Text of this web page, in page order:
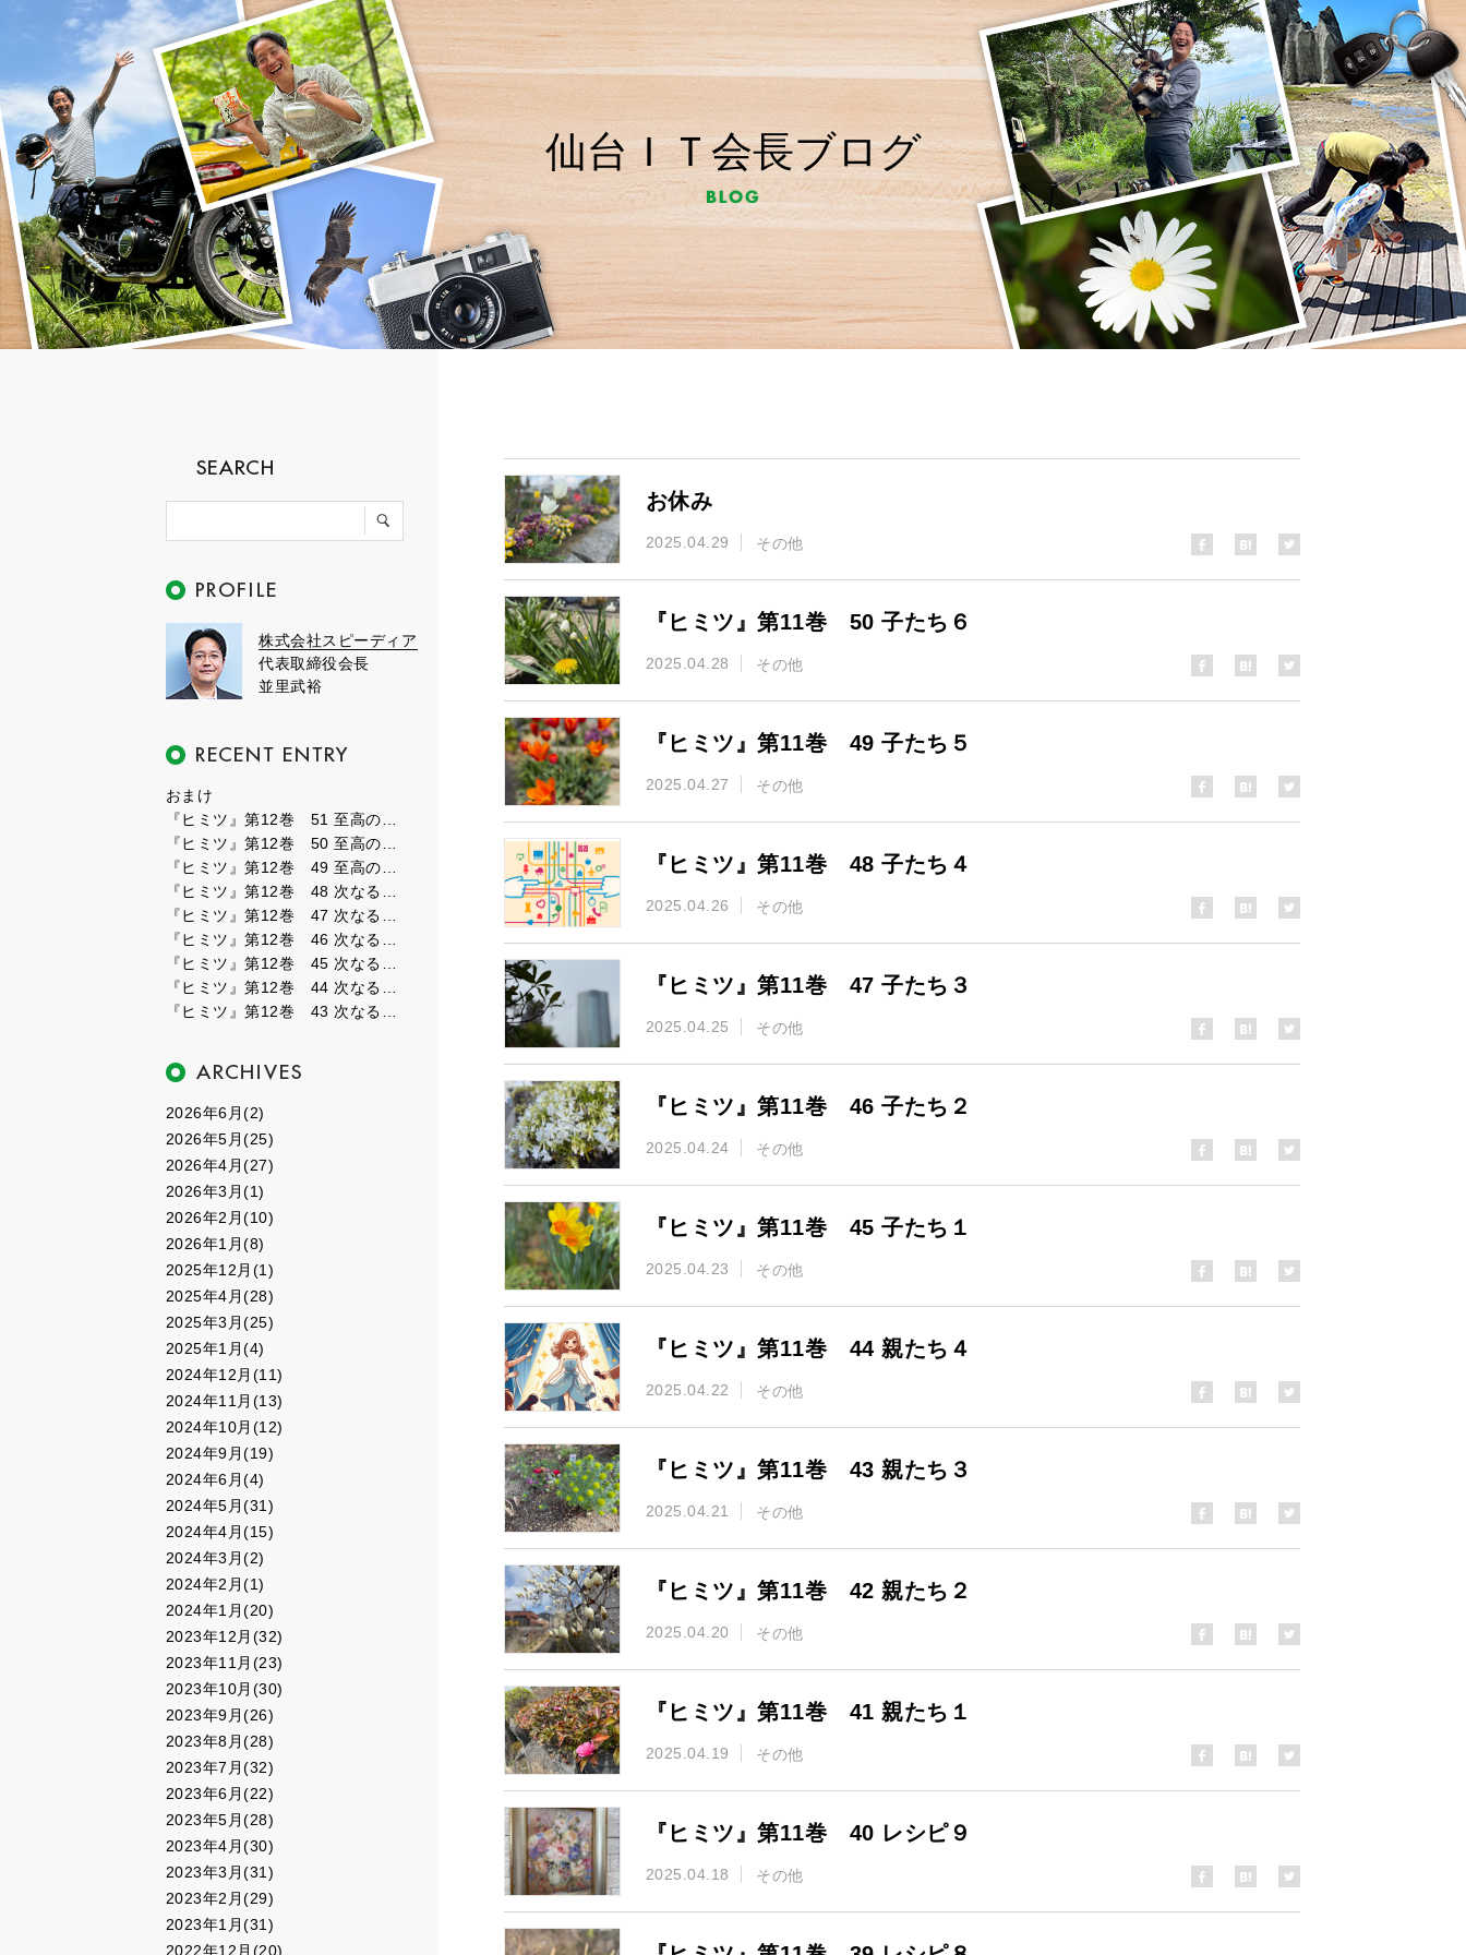
仙台ＩＴ会長ブログ
株式会社スピーディア
代表取締役会長
並里武裕
おまけ
2026年6月(2)
2026年5月(25)
2026年4月(27)
2026年3月(1)
2026年2月(10)
2026年1月(8)
2025年12月(1)
2025年4月(28)
2025年3月(25)
2025年1月(4)
2024年12月(11)
2024年11月(13)
2024年10月(12)
2024年9月(19)
2024年6月(4)
2024年5月(31)
2024年4月(15)
2024年3月(2)
2024年2月(1)
2024年1月(20)
2023年12月(32)
2023年11月(23)
2023年10月(30)
2023年9月(26)
2023年8月(28)
2023年7月(32)
2023年6月(22)
2023年5月(28)
2023年4月(30)
2023年3月(31)
2023年2月(29)
2023年1月(31)
2022年12月(20)
お休み
2025.04.29 その他
『ヒミツ』第11巻 50 子たち６
2025.04.28 その他
『ヒミツ』第11巻 49 子たち５
2025.04.27 その他
『ヒミツ』第11巻 48 子たち４
2025.04.26 その他
『ヒミツ』第11巻 47 子たち３
2025.04.25 その他
『ヒミツ』第11巻 46 子たち２
2025.04.24 その他
『ヒミツ』第11巻 45 子たち１
2025.04.23 その他
『ヒミツ』第11巻 44 親たち４
2025.04.22 その他
『ヒミツ』第11巻 43 親たち３
2025.04.21 その他
『ヒミツ』第11巻 42 親たち２
2025.04.20 その他
『ヒミツ』第11巻 41 親たち１
2025.04.19 その他
『ヒミツ』第11巻 40 レシピ９
2025.04.18 その他